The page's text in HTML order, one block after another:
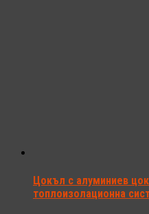
Цокъл с алуминиев
топлоизолационна